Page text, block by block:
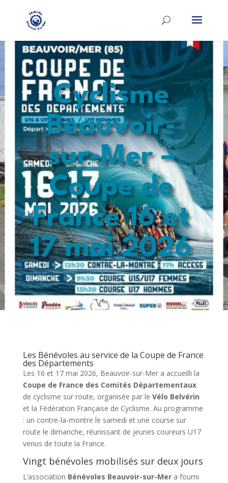
Cyclisme
Beauvoir-
sur-Mer –
Coupe de
France 16 et
17 mai 2026
Les Bénévoles au service de la Coupe de France
des Départements
Les 16 et 17 mai 2026, Beauvoir-sur-Mer a accueilli la
Coupe de France des Comités Départementaux
de cyclisme sur route, organisée par le Vélo Belvérin
et la Fédération Française de Cyclisme. Au programme
: un contre-la-montre le samedi et une course sur
route le dimanche, réunissant de jeunes coureurs U17
venus de toute la France.
Vingt bénévoles mobilisés sur deux jours
L’association Bénévoles Beauvoir-sur-Mera fourni